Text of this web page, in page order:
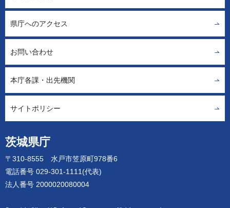
茨城県庁
〒310-8555 水戸市笠原町978番6
電話番号 029-301-1111(代表)
法人番号 2000020080004
県庁へのアクセス
お問い合わせ
本庁各課・出先機関
サイトポリシー